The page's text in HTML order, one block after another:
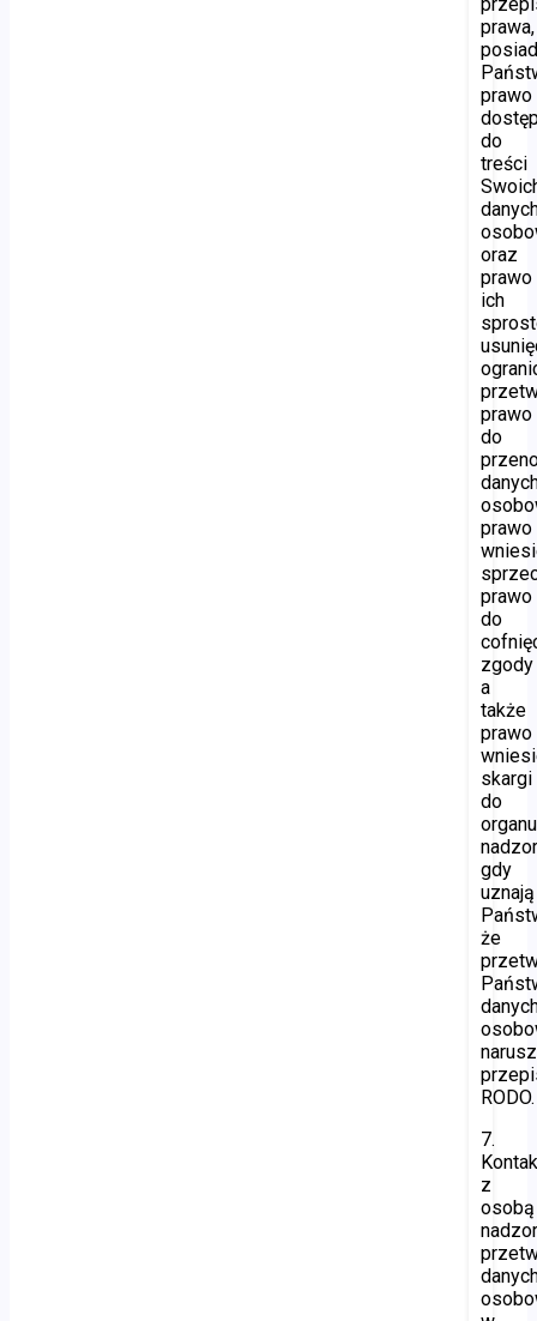
prawa,
prawo
do
treści
oraz
prawo
ich
prawo
do
prawo
prawo
do
zgody
a
także
prawo
skargi
do
organu
gdy
uznają
że
RODO.
7.
z
osobą